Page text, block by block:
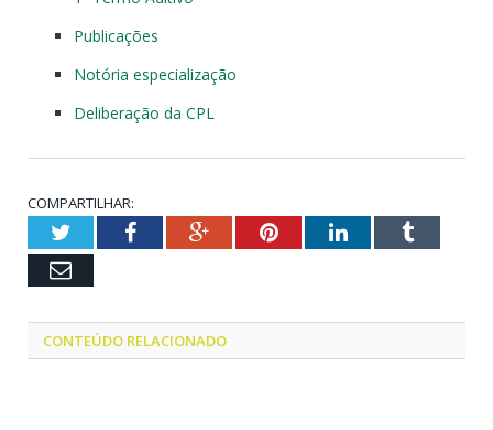
Publicações
Notória especialização
Deliberação da CPL
COMPARTILHAR:
TwitterFacebookGoogle+PinterestLinkedInTumblr
Email
CONTEÚDO RELACIONADO